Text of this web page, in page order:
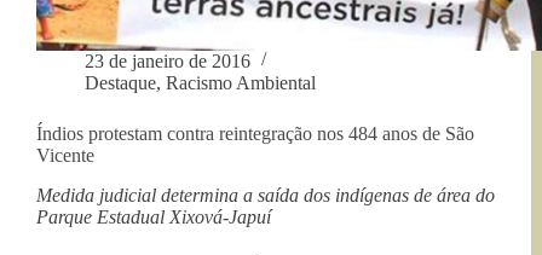
23 de janeiro de 2016
Destaque, Racismo Ambiental
Índios protestam contra reintegração nos 484 anos de São
Vicente
Medida judicial determina a saída dos indígenas de área do
Parque Estadual Xixová-Japuí